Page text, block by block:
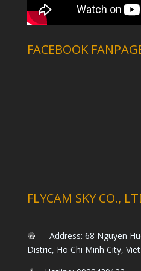
FACEBOOK
FLYCAM SKY CO.,
Address: 68 Nguyen
Distric, Ho Chi Minh City,